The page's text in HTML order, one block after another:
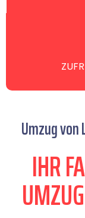
Umzug von
IHR